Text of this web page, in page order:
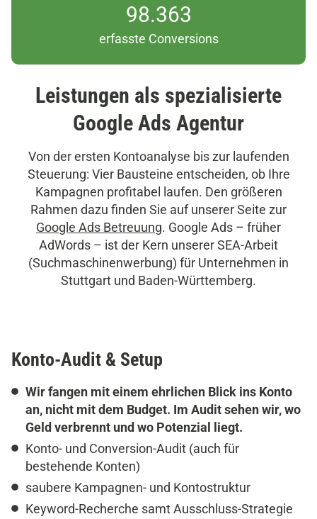
6
98.363
erfasste Conversions
Leistungen als spezialisierte
Google Ads Agentur
Von der ersten Kontoanalyse bis zur laufenden
Steuerung: Vier Bausteine entscheiden, ob Ihre
Kampagnen profitabel laufen. Den größeren
Rahmen dazu finden Sie auf unserer Seite zur
Google Ads Betreuung. Google Ads – früher
AdWords – ist der Kern unserer SEA-Arbeit
(Suchmaschinenwerbung) für Unternehmen in
Stuttgart und Baden-Württemberg.
Konto-Audit & Setup
Wir fangen mit einem ehrlichen Blick ins Konto
an, nicht mit dem Budget. Im Audit sehen wir, wo
Geld verbrennt und wo Potenzial liegt.
Konto- und Conversion-Audit (auch für
bestehende Konten)
saubere Kampagnen- und Kontostruktur
Keyword-Recherche samt Ausschluss-Strategie